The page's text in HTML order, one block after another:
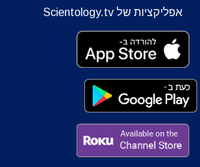
אפליקציות של Scientology.tv